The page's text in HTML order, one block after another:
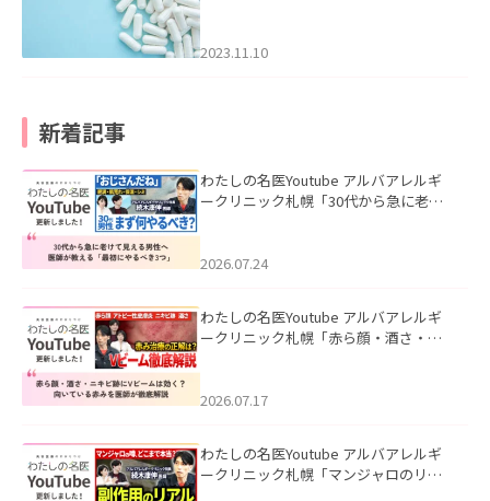
2023.11.10
新着記事
わたしの名医Youtube アルバアレルギ
ークリニック札幌「30代から急に老け
た。
2026.07.24
わたしの名医Youtube アルバアレルギ
ークリニック札幌「赤ら顔・酒さ・ニ
した。
2026.07.17
わたしの名医Youtube アルバアレルギ
ークリニック札幌「マンジャロのリア